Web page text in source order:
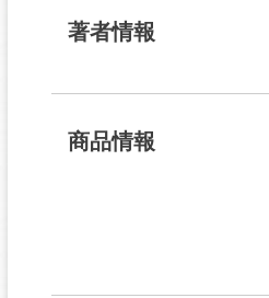
著者情報
商品情報